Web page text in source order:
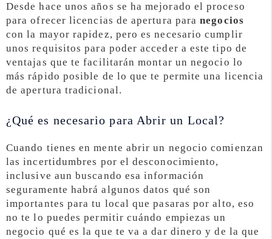
Desde hace unos años se ha mejorado el proceso
para ofrecer licencias de apertura paranegocios
con la mayor rapidez, pero es necesario cumplir
unos requisitos para poder acceder a este tipo de
ventajas que te facilitarán montar un negocio lo
más rápido posible de lo que te permite una licencia
de apertura tradicional.
¿Qué es necesario para Abrir un Local?
Cuando tienes en mente abrir un negocio comienzan
las incertidumbres por el desconocimiento,
inclusive aun buscando esa información
seguramente habrá algunos datos qué son
importantes para tu local que pasaras por alto, eso
no te lo puedes permitir cuándo empiezas un
negocio qué es la que te va a dar dinero y de la que